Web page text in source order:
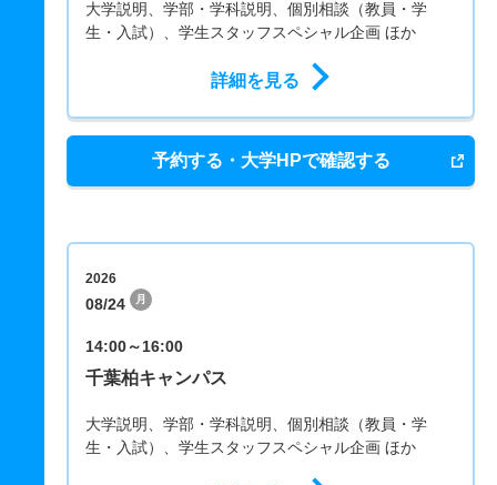
大学説明、学部・学科説明、個別相談（教員・学
生・入試）、学生スタッフスペシャル企画 ほか
詳細を見る
予約する・大学HPで確認する
2026
08/24 月
14:00～16:00
千葉柏キャンパス
大学説明、学部・学科説明、個別相談（教員・学
生・入試）、学生スタッフスペシャル企画 ほか